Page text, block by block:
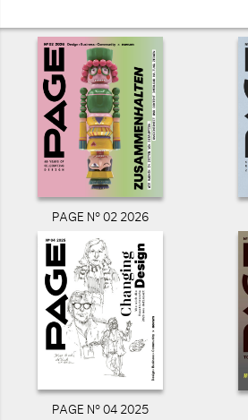
PAGE N° 02 2026
PAGE N° 04 2025